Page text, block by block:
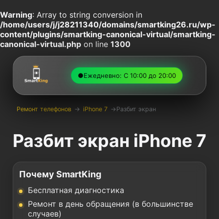
Warning: Array to string conversion in
/home/users/j/j28211340/domains/smartking26.ru/wp-
content/plugins/smartking-canonical-virtual/smartking-
canonical-virtual.php on line 1300
●Ежедневно: С 10:00 до 20:00
Ремонт телефонов → iPhone 7 → Разбит экран
Разбит экран iPhone 7
Почему SmartKing
Бесплатная диагностика
Ремонт в день обращения (в большинстве
случаев)